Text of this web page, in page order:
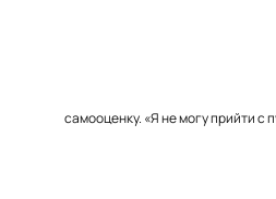
самооценку. «Я не могу прийти с